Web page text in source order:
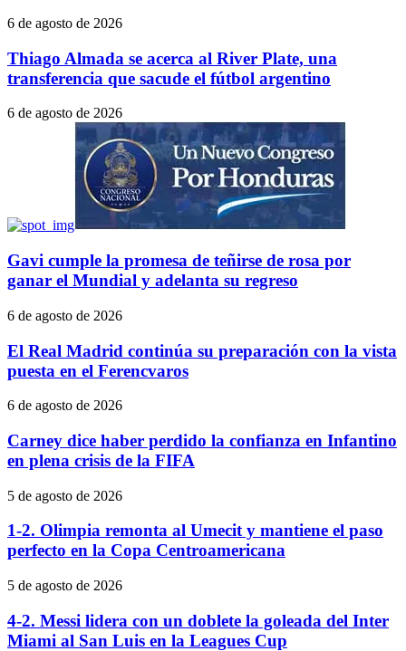
6 de agosto de 2026
Thiago Almada se acerca al River Plate, una
transferencia que sacude el fútbol argentino
6 de agosto de 2026
Gavi cumple la promesa de teñirse de rosa por
ganar el Mundial y adelanta su regreso
6 de agosto de 2026
El Real Madrid continúa su preparación con la vista
puesta en el Ferencvaros
6 de agosto de 2026
Carney dice haber perdido la confianza en Infantino
en plena crisis de la FIFA
5 de agosto de 2026
1-2. Olimpia remonta al Umecit y mantiene el paso
perfecto en la Copa Centroamericana
5 de agosto de 2026
4-2. Messi lidera con un doblete la goleada del Inter
Miami al San Luis en la Leagues Cup